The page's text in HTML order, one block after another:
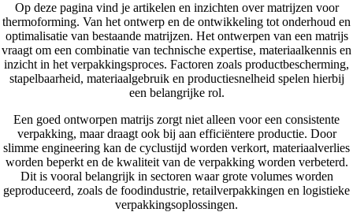
Op deze pagina vind je artikelen en inzichten over matrijzen voor
thermoforming. Van het ontwerp en de ontwikkeling tot onderhoud en
optimalisatie van bestaande matrijzen. Het ontwerpen van een matrijs
vraagt om een combinatie van technische expertise, materiaalkennis en
inzicht in het verpakkingsproces. Factoren zoals productbescherming,
stapelbaarheid, materiaalgebruik en productiesnelheid spelen hierbij
een belangrijke rol.
Een goed ontworpen matrijs zorgt niet alleen voor een consistente
verpakking, maar draagt ook bij aan efficiëntere productie. Door
slimme engineering kan de cyclustijd worden verkort, materiaalverlies
worden beperkt en de kwaliteit van de verpakking worden verbeterd.
Dit is vooral belangrijk in sectoren waar grote volumes worden
geproduceerd, zoals de foodindustrie, retailverpakkingen en logistieke
verpakkingsoplossingen.